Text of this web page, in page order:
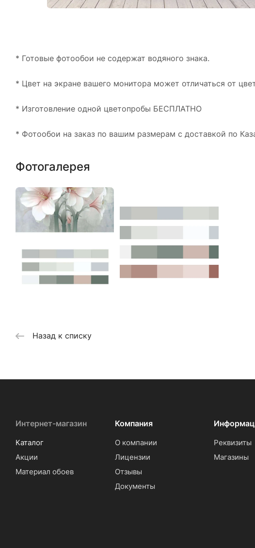
* Готовые фотообои не содержат водяного знака.
* Цвет на экране вашего монитора может отличаться от
* Изготовление одной цветопробы БЕСПЛАТНО
* Фотообои на заказ по вашим размерам с доставкой по
Фотогалерея
Назад к списку
Интернет-магазин
Каталог
Акции
Материал обоев
Компания
О компании
Лицензии
Отзывы
Документы
Реквизиты
Магазины